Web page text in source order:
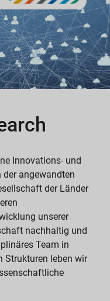
Innovations- und
angewandten
der Länder
unserer
nachhaltig und
Team in
Strukturen leben wir